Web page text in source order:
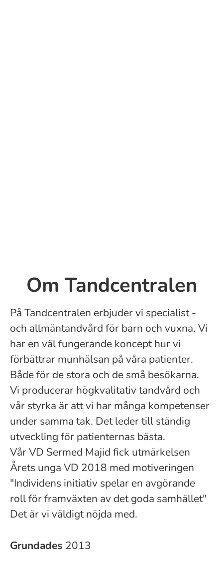
Om Tandcentralen
På Tandcentralen erbjuder vi specialist -
och allmäntandvård för barn och vuxna. Vi
har en väl fungerande koncept hur vi
förbättrar munhälsan på våra patienter.
Både för de stora och de små besökarna.
Vi producerar högkvalitativ tandvård och
vår styrka är att vi har många kompetenser
under samma tak. Det leder till ständig
utveckling för patienternas bästa.
Vår VD Sermed Majid fick utmärkelsen
Årets unga VD 2018 med motiveringen
"Individens initiativ spelar en avgörande
roll för framväxten av det goda samhället"
Det är vi väldigt nöjda med.
Grundades 2013